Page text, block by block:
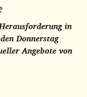
in
Donnerstag
Angebote von